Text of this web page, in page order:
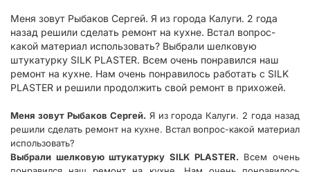
Меня зовут Рыбаков Сергей. Я из города Калуги. 2 года
назад решили сделать ремонт на кухне. Встал вопрос-
какой материал использовать? Выбрали шелковую
штукатурку SILK PLASTER. Всем очень понравился наш
ремонт на кухне. Нам очень понравилось работать с SILK
PLASTER и решили продолжить свой ремонт в прихожей.
Меня зовут Рыбаков Сергей. Я из города Калуги. 2 года назад
решили сделать ремонт на кухне. Встал вопрос-какой материал
использовать?
Выбрали шелковую штукатурку SILK PLASTER. Всем очень